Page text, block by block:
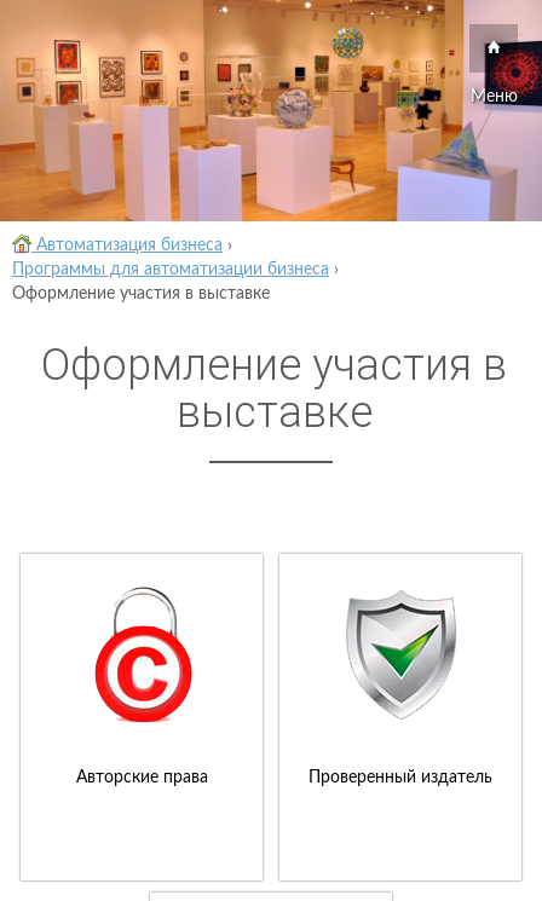
Меню
Автоматизация бизнеса ›
Программы для автоматизации бизнеса ›
Оформление участия в выставке
Оформление участия в
выставке
Авторские права Проверенный издатель